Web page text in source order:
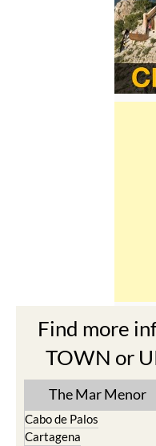
Find more
TOWN or
The Mar Menor
Cabo de Palos
Cartagena